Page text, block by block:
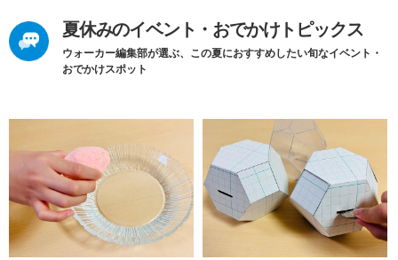
夏休みのイベント・おでかけトピックス
ウォーカー編集部が選ぶ、この夏におすすめしたい旬なイベント・
おでかけスポット